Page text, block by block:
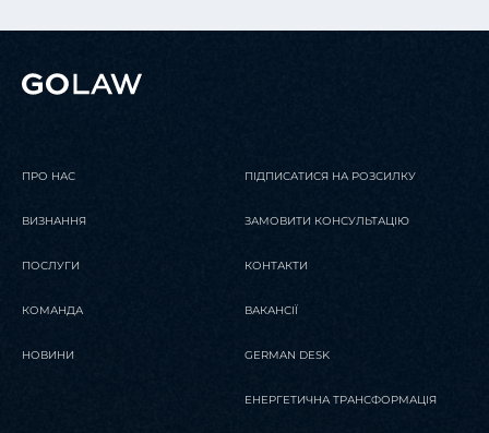
ПРО НАС
ВИЗНАННЯ
ПОСЛУГИ
КОМАНДА
НОВИНИ
ПІДПИСАТИСЯ НА РОЗСИЛКУ
ЗАМОВИТИ КОНСУЛЬТАЦІЮ
КОНТАКТИ
ВАКАНСІЇ
GERMAN DESK
ЕНЕРГЕТИЧНА ТРАНСФОРМАЦІЯ